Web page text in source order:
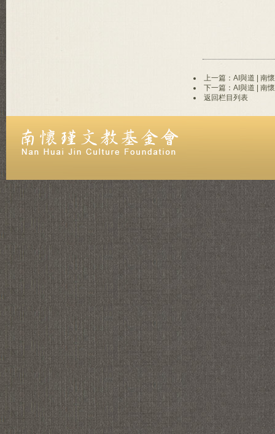
上一篇：AI與道 | 南
下一篇：AI與道 | 南
返回栏目列表